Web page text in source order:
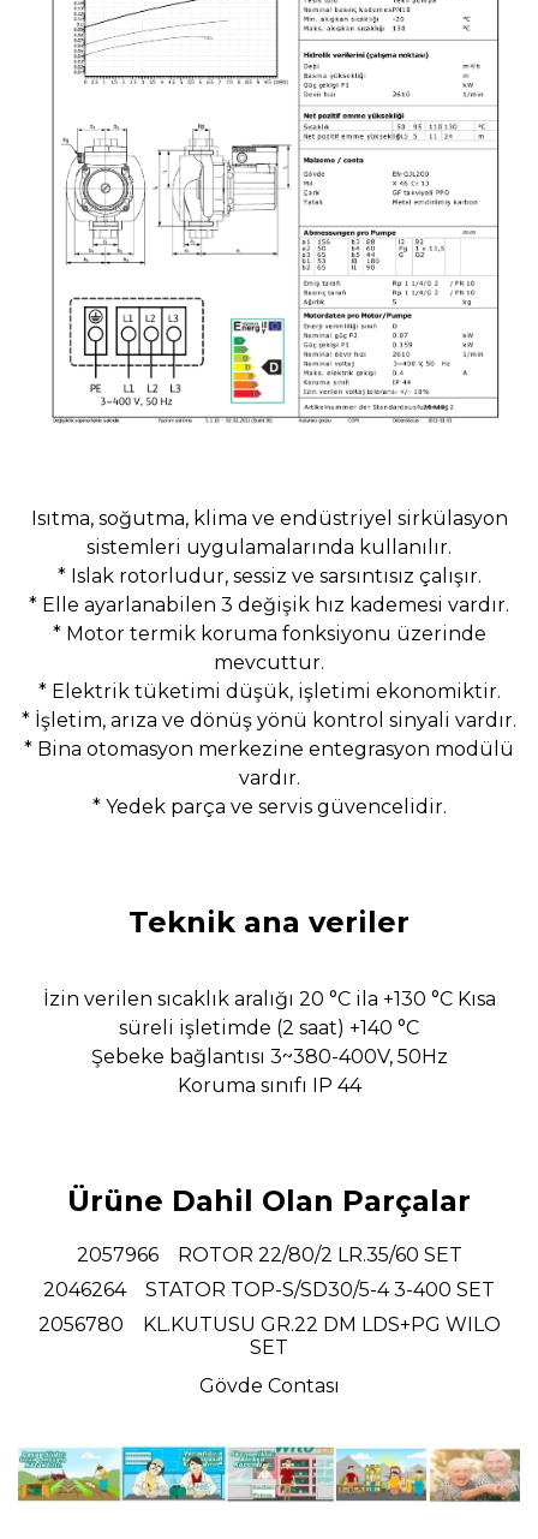
Isıtma, soğutma, klima ve endüstriyel sirkülasyon
sistemleri uygulamalarında kullanılır.
* Islak rotorludur, sessiz ve sarsıntısız çalışır.
* Elle ayarlanabilen 3 değişik hız kademesi vardır.
* Motor termik koruma fonksiyonu üzerinde
mevcuttur.
* Elektrik tüketimi düşük, işletimi ekonomiktir.
* İşletim, arıza ve dönüş yönü kontrol sinyali vardır.
* Bina otomasyon merkezine entegrasyon modülü
vardır.
* Yedek parça ve servis güvencelidir.
Teknik ana veriler
İzin verilen sıcaklık aralığı 20 °C ila +130 °C Kısa
süreli işletimde (2 saat) +140 °C
Şebeke bağlantısı 3~380-400V, 50Hz
Koruma sınıfı IP 44
Ürüne Dahil Olan Parçalar
2057966 ROTOR 22/80/2 LR.35/60 SET
2046264 STATOR TOP-S/SD30/5-4 3-400 SET
2056780 KL.KUTUSU GR.22 DM LDS+PG WILO
SET
Gövde Contası